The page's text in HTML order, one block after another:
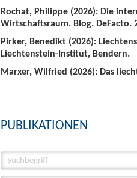
Rochat, Philippe (2026): Die
Wirtschaftsraum. Blog. DeFacto.
Pirker, Benedikt (2026):
Liechtenstein-Institut, Bendern.
Marxer, Wilfried (2026): Das
PUBLIKATIONEN